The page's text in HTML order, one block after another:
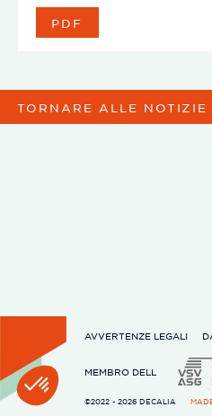
PDF
TORNARE ALLE NOTIZIE
AVVERTENZE LEGALI
MEMBRO DELL
©2022 - 2026 DECALIA